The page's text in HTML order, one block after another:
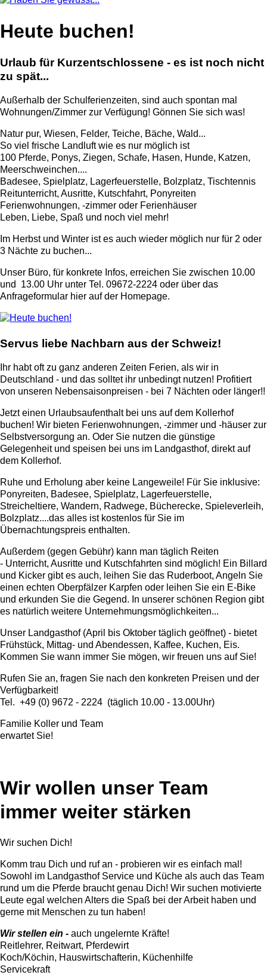
Heute buchen!
Urlaub für Kurzentschlossene - es ist noch nicht
zu spät...
Außerhalb der Schulferienzeiten, sind auch spontan mal
Wohnungen/Zimmer zur Verfügung! Gönnen Sie sich was!
Natur pur, Wiesen, Felder, Teiche, Bäche, Wald...
So viel frische Landluft wie es nur möglich ist
100 Pferde, Ponys, Ziegen, Schafe, Hasen, Hunde, Katzen,
Meerschweinchen....
Badesee, Spielplatz, Lagerfeuerstelle, Bolzplatz, Tischtennis
Reitunterricht, Ausritte, Kutschfahrt, Ponyreiten
Ferienwohnungen, -zimmer oder Ferienhäuser
Leben, Liebe, Spaß und noch viel mehr!
Im Herbst und Winter ist es auch wieder möglich nur für 2 oder
3 Nächte zu buchen...
Unser Büro, für konkrete Infos, erreichen Sie zwischen 10.00
und 13.00 Uhr unter Tel. 09672-2224 oder über das
Anfrageformular hier auf der Homepage.
Servus liebe Nachbarn aus der Schweiz!
Ihr habt oft zu ganz anderen Zeiten Ferien, als wir in
Deutschland - und das solltet ihr unbedingt nutzen! Profitiert
von unseren Nebensaisonpreisen - bei 7 Nächten oder länger!!
Jetzt einen Urlaubsaufenthalt bei uns auf dem Kollerhof
buchen! Wir bieten Ferienwohnungen, -zimmer und -häuser zur
Selbstversorgung an. Oder Sie nutzen die günstige
Gelegenheit und speisen bei uns im Landgasthof, direkt auf
dem Kollerhof.
Ruhe und Erholung aber keine Langeweile! Für Sie inklusive:
Ponyreiten, Badesee, Spielplatz, Lagerfeuerstelle,
Streicheltiere, Wandern, Radwege, Bücherecke, Spieleverleih,
Bolzplatz....das alles ist kostenlos für Sie im
Übernachtungspreis enthalten.
Außerdem (gegen Gebühr) kann man täglich Reiten
- Unterricht, Ausritte und Kutschfahrten sind möglich! Ein Billard
und Kicker gibt es auch, leihen Sie das Ruderboot, Angeln Sie
einen echten Oberpfälzer Karpfen oder leihen Sie ein E-Bike
und erkunden Sie die Gegend. In unserer schönen Region gibt
es natürlich weitere Unternehmungsmöglichkeiten...
Unser Landgasthof (April bis Oktober täglich geöffnet) - bietet
Frühstück, Mittag- und Abendessen, Kaffee, Kuchen, Eis.
Kommen Sie wann immer Sie mögen, wir freuen uns auf Sie!
Rufen Sie an, fragen Sie nach den konkreten Preisen und der
Verfügbarkeit!
Tel. +49 (0) 9672 - 2224 (täglich 10.00 - 13.00Uhr)
Familie Koller und Team
erwartet Sie!
Wir wollen unser Team
immer weiter stärken
Wir suchen Dich!
Komm trau Dich und ruf an - probieren wir es einfach mal!
Sowohl im Landgasthof Service und Küche als auch das Team
rund um die Pferde braucht genau Dich! Wir suchen motivierte
Leute egal welchen Alters die Spaß bei der Arbeit haben und
gerne mit Menschen zu tun haben!
Wir stellen ein - auch ungelernte Kräfte!
Reitlehrer, Reitwart, Pferdewirt
Koch/Köchin, Hauswirtschafterin, Küchenhilfe
Servicekraft